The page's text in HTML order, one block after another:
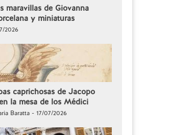
maravillas de Giovanna
y miniaturas
2026
caprichosas de Jacopo
la mesa de los Médici
Baratta - 17/07/2026